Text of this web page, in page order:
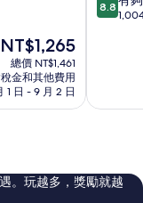
現
在
價
格
為
NT$1,265
總價 NT$1,461
金和其他費用
1 日 - 9 月 2 日
站
中
分，
夠
評
論
8.8
。玩越多，獎勵就越